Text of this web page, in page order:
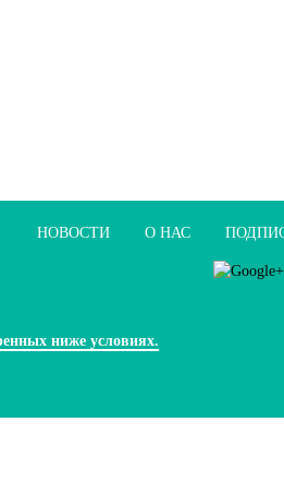
НОВОСТИ О НАС
ниже условиях.